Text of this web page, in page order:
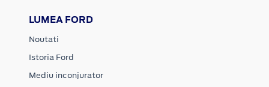
LUMEA FORD
Noutati
Istoria Ford
Mediu inconjurator